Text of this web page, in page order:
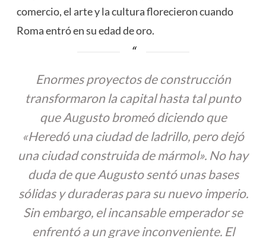
comercio, el arte y la cultura florecieron cuando
Roma entró en su edad de oro.
Enormes proyectos de construcción
transformaron la capital hasta tal punto
que Augusto bromeó diciendo que
«Heredó una ciudad de ladrillo, pero dejó
una ciudad construida de mármol». No hay
duda de que Augusto sentó unas bases
sólidas y duraderas para su nuevo imperio.
Sin embargo, el incansable emperador se
enfrentó a un grave inconveniente. El